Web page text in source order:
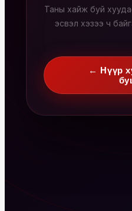
Таны хайж буй
эсвэл хэзээ ч
← Нүүр